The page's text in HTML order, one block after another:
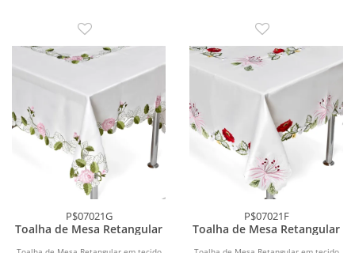
P$07021G
Toalha de Mesa Retangular
P$07021F
Toalha de Mesa Retangular